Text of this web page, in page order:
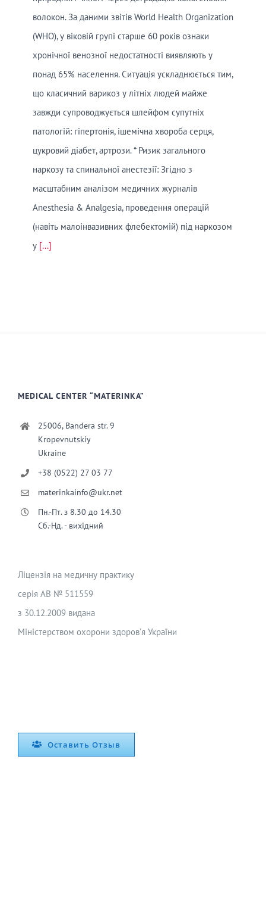
волокон. За даними звітів World Health Organization
(WHO), у віковій групі старше 60 років ознаки
хронічної венозної недостатності виявляють у
понад 65% населення. Ситуація ускладнюється тим,
що класичний варикоз у літніх людей майже
завжди супроводжується шлейфом супутніх
патологій: гіпертонія, ішемічна хвороба серця,
цукровий діабет, артрози. * Ризик загального
наркозу та спинальної анестезії: Згідно з
масштабним аналізом медичних журналів
Anesthesia & Analgesia, проведення операцій
(навіть малоінвазивних флебектомій) під наркозом
у [...]
MEDICAL CENTER “MATERINKA”
25006, Bandera str. 9
Kropevnutskiy
Ukraine
+38 (0522) 27 03 77
materinkainfo@ukr.net
Пн.-Пт. з 8.30 до 14.30
Сб.-Нд. - вихідний
Ліцензія на медичну практику
серія АВ № 511559
з 30.12.2009 видана
Міністерством охорони здоров’я України
Оставить Отзыв